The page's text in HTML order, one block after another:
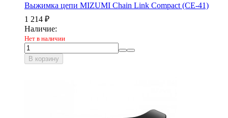
Выжимка цепи MIZUMI Chain Link Compact (CE-41)
компактная с поджимным винтом
1 214 ₽
Наличие:
Нет в наличии
В корзину